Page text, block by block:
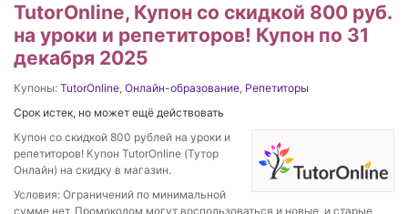
TutorOnline, Купон со скидкой 800 руб.
на уроки и репетиторов! Купон по 31
декабря 2025
Купоны: TutorOnline, Онлайн-образование, Репетиторы
Срок истек, но может ещё действовать
Купон со скидкой 800 рублей на уроки и
репетиторов! Купон TutorOnline (Тутор
Онлайн) на скидку в магазин.
Условия: Ограничений по минимальной
сумме нет. Промокодом могут воспользоваться и новые, и старые